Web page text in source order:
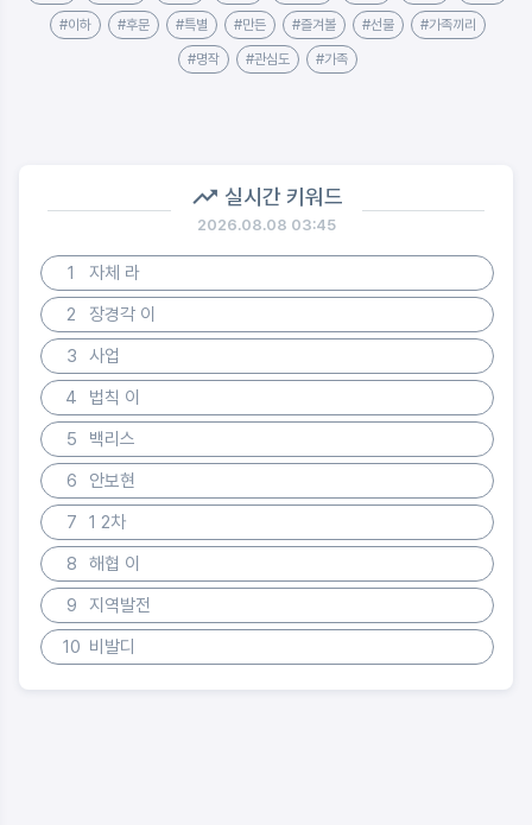
#이하 #후문 #특별 #만든 #즐겨볼 #선물 #가족끼리
#명작 #관심도 #가족
실시간 키워드
2026.08.08 03:45
1
자체 라
2
장경각 이
3
사업
4
법칙 이
5
백리스
6
안보현
7
1 2차
8
해협 이
9
지역발전
10 비발디